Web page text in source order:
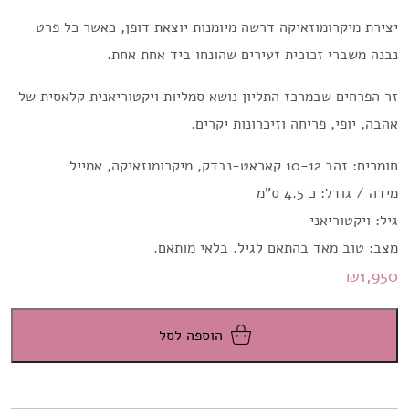
יצירת מיקרומוזאיקה דרשה מיומנות יוצאת דופן, כאשר כל פרט
נבנה משברי זכוכית זעירים שהונחו ביד אחת אחת.
זר הפרחים שבמרכז התליון נושא סמליות ויקטוריאנית קלאסית של
אהבה, יופי, פריחה וזיכרונות יקרים.
חומרים: זהב 10-12 קאראט-נבדק, מיקרומוזאיקה, אמייל
מידה / גודל: כ 4.5 ס"מ
גיל: ויקטוריאני
מצב: טוב מאד בהתאם לגיל. בלאי מותאם.
₪1,950
הוספה לסל